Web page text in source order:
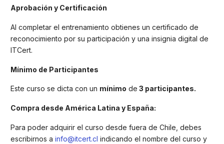
Aprobación y Certificación
Al completar el entrenamiento obtienes un certificado de
reconocimiento por su participación y una insignia digital de
ITCert.
Mínimo de Participantes
Este curso se dicta con un mínimo de 3 participantes.
Compra desde América Latina y España:
Para poder adquirir el curso desde fuera de Chile, debes
escribirnos a info@itcert.cl indicando el nombre del curso y